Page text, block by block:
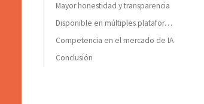
Mayor honestidad y transparencia
Disponible en múltiples plataformas
Competencia en el mercado de IA
Conclusión